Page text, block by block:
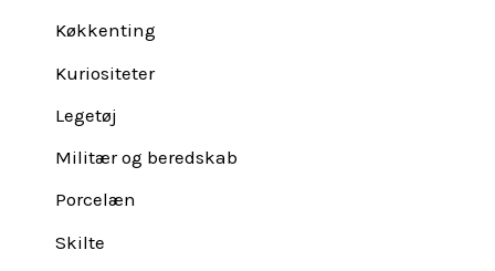
Køkkenting
Kuriositeter
Legetøj
Militær og beredskab
Porcelæn
Skilte